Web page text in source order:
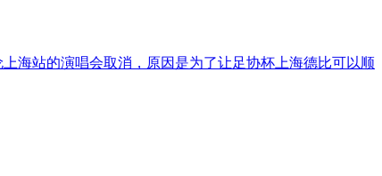
海站的演唱会取消，原因是为了让足协杯上海德比可以顺